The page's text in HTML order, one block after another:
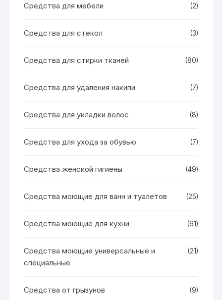
Средства для мебели (2)
Средства для стекол (3)
Средства для стирки тканей (80)
Средства для удаления накипи (7)
Средства для укладки волос (8)
Средства для ухода за обувью (7)
Средства женской гигиены (49)
Средства моющие для ванн и туалетов (25)
Средства моющие для кухни (61)
Средства моющие универсальные и
специальные
(21)
Средства от грызунов (9)